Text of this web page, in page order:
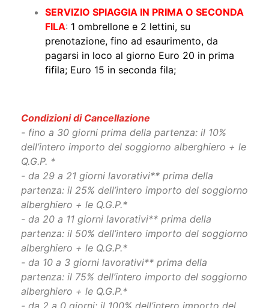
Parco giochi per bambini.
SERVIZIO SPIAGGIA IN PRIMA O SECONDA
FILA:1 ombrellone e 2 lettini, su
prenotazione, fino ad esaurimento, da
Condizioni di Cancellazione
- fino a 30 giorni prima della partenza: il 10%
dell’intero importo del soggiorno alberghiero + le
Q.G.P. *
- da 29 a 21 giorni lavorativi** prima della
partenza: il 25% dell’intero importo del soggiorno
alberghiero + le Q.G.P.*
- da 20 a 11 giorni lavorativi** prima della
partenza: il 50% dell’intero importo del soggiorno
alberghiero + le Q.G.P.*
- da 10 a 3 giorni lavorativi** prima della
partenza: il 75% dell’intero importo del soggiorno